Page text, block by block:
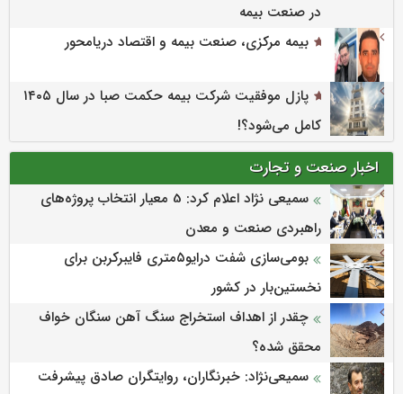
در صنعت بیمه
بیمه مرکزی، صنعت بیمه و اقتصاد دریامحور
پازل موفقیت شرکت بیمه حکمت صبا در سال ۱۴۰۵
کامل می‌شود؟!
اخبار صنعت و تجارت
سمیعی‌ نژاد اعلام کرد: 5 معیار انتخاب پروژه‌های
راهبردی صنعت و معدن
بومی‌سازی شفت درایو۵متری فایبرکربن برای
نخستین‌بار در کشور
چقدر از اهداف استخراج سنگ آهن سنگان خواف
محقق شده؟
سمیعی‌نژاد: خبرنگاران، روایتگران صادق پیشرفت